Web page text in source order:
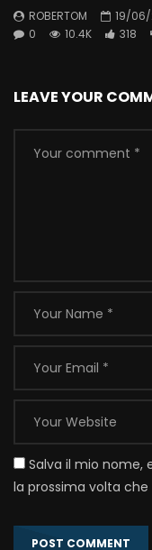
ROBERTOM
19/
0
10.4K 318
LEAVE YOUR
Salva il mio nome,
la prossima volta